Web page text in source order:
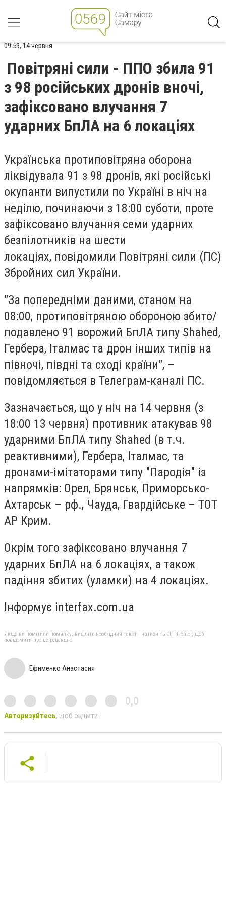
09:59, 14 червня
Повітряні сили - ППО збила 91
з 98 російських дронів вночі,
зафіксовано влучання 7
ударних БпЛА на 6 локаціях
Українська протиповітряна оборона
ліквідувала 91 з 98 дронів, які російські
окупанти випустили по Україні в ніч на
неділю, починаючи з 18:00 суботи, проте
зафіксовано влучання семи ударних
безпілотників на шести
локаціях, повідомили Повітряні сили (ПС)
Збройних сил України.
"За попередніми даними, станом на
08:00, протиповітряною обороною збито/
подавлено 91 ворожий БпЛА типу Shahed,
Гербера, Італмас та дрон інших типів на
півночі, півдні та сході країни", –
повідомляється в Телеграм-каналі ПС.
Зазначається, що у ніч на 14 червня (з
18:00 13 червня) противник атакував 98
ударними БпЛА типу Shahed (в т.ч.
реактивними), Гербера, Італмас, та
дронами-імітаторами типу "Пародія" із
напрямків: Орел, Брянськ, Приморсько-
Ахтарськ – рф., Чауда, Гвардійське – ТОТ
АР Крим.
Окрім того зафіксовано влучання 7
ударних БпЛА на 6 локаціях, а також
падіння збитих (уламки) на 4 локаціях.
Інформує interfax.com.ua
Якщо ви помітили помилку, виділіть необхідний текст і натисніть Ctrl + Enter, щоб
повідомити про це редакцію
Ефименко Анастасия
0,0
Авторизуйтесь, щоб оцінити